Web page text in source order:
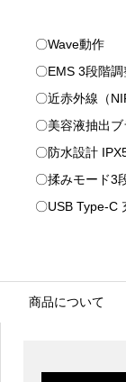
〇Wave動作
〇EMS 3段階調
〇近赤外線（
〇美容液抽出ブ
〇防水設計
〇揉みモード3
〇USB Type-C
商品について